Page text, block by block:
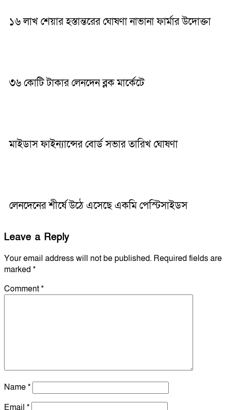
১৬ লাখ শেয়ার হস্তান্তরের ঘোষণা নাভানা ফার্মার উদোক্তা
৩৬ কোটি টাকার লেনদেন ব্লক মার্কেটে
মাইডাস ফাইন্যান্সের বোর্ড সভার তারিখ ঘোষণা
লেনদেনের শীর্ষে উঠে এসেছে একমি পেস্টিসাইডস
Leave a Reply
Your email address will not be published. Required fields are
marked *
Comment*
Name*
Email *